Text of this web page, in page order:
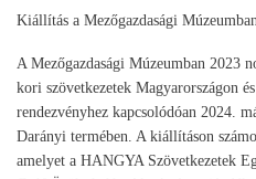
Kiállítás a Mezőgazdasági Múzeumban
A Mezőgazdasági Múzeumban 2023
kori szövetkezetek Magyarországon
rendezvényhez kapcsolódóan 2024.
Darányi termében. A kiállításon
amelyet a HANGYA Szövetkezetek